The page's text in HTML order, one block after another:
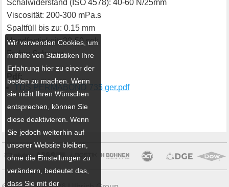
Schälwiderstand (ISO 4578): 40-60 N/25mm
Viscosität: 200-300 mPa.s
Spaltfüll bis zu: 0.15 mm
Handfestigkeit: 30-50 sek.
Farbe: Schwarz
Pdf:
TDS PERMABOND 735 ger.pdf
Wir verwenden Cookies, um
mithilfe von Statistiken Ihre
Erfahrung hier zu einer der
besten zu machen. Wenn
sie nicht Ihren Wünschen
entsprechen, können Sie
diese deaktivieren. Wenn
Sie jedoch weiterhin auf
unserer Website bleiben,
ohne die Einstellungen zu
verändern, bedeutet das,
dass Sie mit der